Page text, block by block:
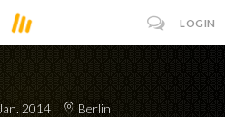
LOGIN
2014 Berlin